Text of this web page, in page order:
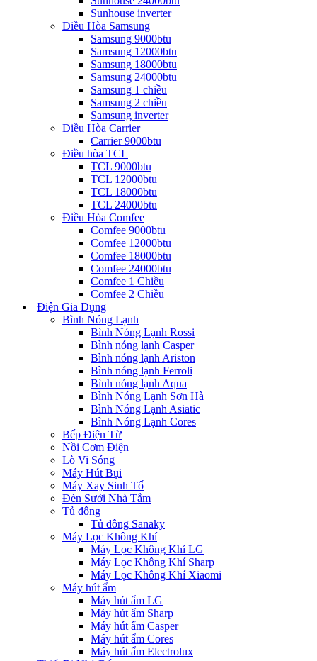
Sunhouse inverter
Điều Hòa Samsung
Samsung 9000btu
Samsung 12000btu
Samsung 18000btu
Samsung 24000btu
Samsung 1 chiều
Samsung 2 chiều
Samsung inverter
Điều Hòa Carrier
Carrier 9000btu
Điều hòa TCL
TCL 9000btu
TCL 12000btu
TCL 18000btu
TCL 24000btu
Điều Hòa Comfee
Comfee 9000btu
Comfee 12000btu
Comfee 18000btu
Comfee 24000btu
Comfee 1 Chiều
Comfee 2 Chiều
Điện Gia Dụng
Bình Nóng Lạnh
Bình Nóng Lạnh Rossi
Bình nóng lạnh Casper
Bình nóng lạnh Ariston
Bình nóng lạnh Ferroli
Bình nóng lạnh Aqua
Bình Nóng Lạnh Sơn Hà
Bình Nóng Lạnh Asiatic
Bình Nóng Lạnh Cores
Bếp Điện Từ
Nồi Cơm Điện
Lò Vi Sóng
Máy Hút Bụi
Máy Xay Sinh Tố
Đèn Sưởi Nhà Tắm
Tủ đông
Tủ đông Sanaky
Máy Lọc Không Khí
Máy Lọc Không Khí LG
Máy Lọc Không Khí Sharp
Máy Lọc Không Khí Xiaomi
Máy hút ẩm
Máy hút ẩm LG
Máy hút ẩm Sharp
Máy hút ẩm Casper
Máy hút ẩm Cores
Máy hút ẩm Electrolux